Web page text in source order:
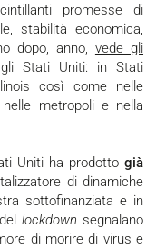
promesse di
, stabilità economica,
dopo, anno, vede gli
Stati Uniti: in Stati
così come nelle
metropoli e nella
Uniti ha prodotto già
di dinamiche
sottofinanziata e in
lockdown segnalano
di morire di virus e